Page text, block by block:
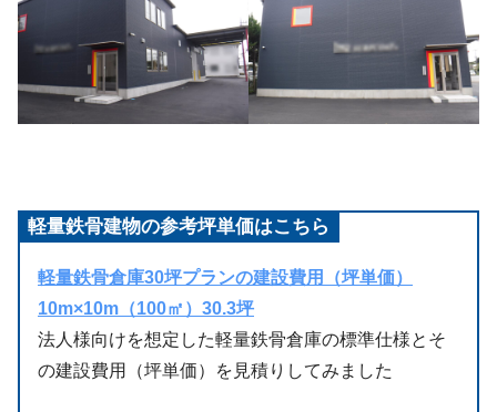
軽量鉄骨建物の参考坪単価はこちら
軽量鉄骨倉庫30坪プランの建設費用（坪単価）
10m×10m（100㎡）30.3坪
法人様向けを想定した軽量鉄骨倉庫の標準仕様とそ
の建設費用（坪単価）を見積りしてみました